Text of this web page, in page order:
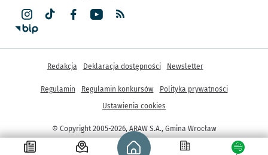
Strona główna - wroclaw.pl
© Copyright 2005-2026, ARAW S.A., Gmina Wrocław
Inne informacje
Redakcja Deklaracja dostępności Newsletter
Regulamin Regulamin konkursów
Polityka prywatności
Ustawienia cookies